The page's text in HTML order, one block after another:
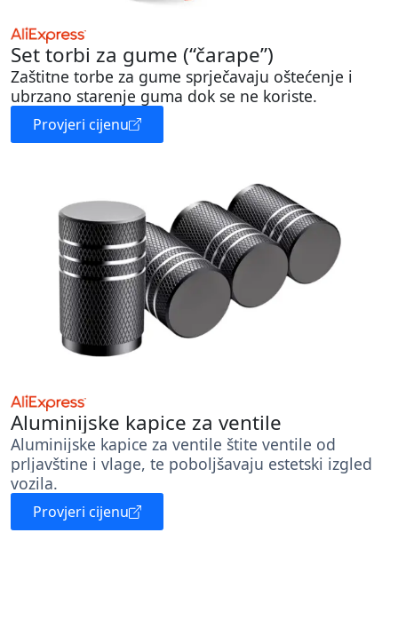
Set torbi za gume (“čarape”)
Zaštitne torbe za gume sprječavaju oštećenje i
ubrzano starenje guma dok se ne koriste.
Provjeri cijenu
Aluminijske kapice za ventile
Aluminijske kapice za ventile štite ventile od
prljavštine i vlage, te poboljšavaju estetski izgled
vozila.
Provjeri cijenu